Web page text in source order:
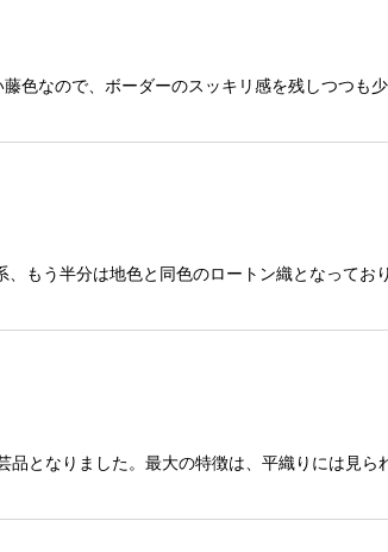
色なので、ボーダーのスッキリ感を残しつつも
もう半分は地色と同色のロートン織となってお
となりました。最大の特徴は、平織りには見ら